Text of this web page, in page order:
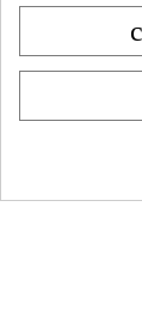
Vols
He
-